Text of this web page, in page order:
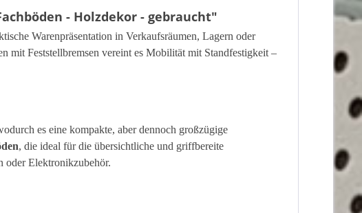
- Holzdekor - gebraucht"
Warenpräsentation in Verkaufsräumen, Lagern oder
mit Feststellbremsen vereint es Mobilität mit Standfestigkeit –
es eine kompakte, aber dennoch großzügige
, die ideal für die übersichtliche und griffbereite
oder Elektronikzubehör.